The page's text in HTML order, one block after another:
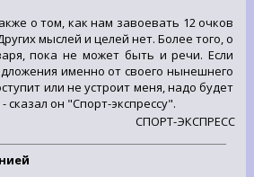
о том, как нам завоевать 12 очков
мыслей и целей нет. Более того, о
пока не может быть и речи. Если
именно от своего нынешнего
или не устроит меня, надо будет
он "Спорт-экспрессу".
СПОРТ-ЭКСПРЕСС